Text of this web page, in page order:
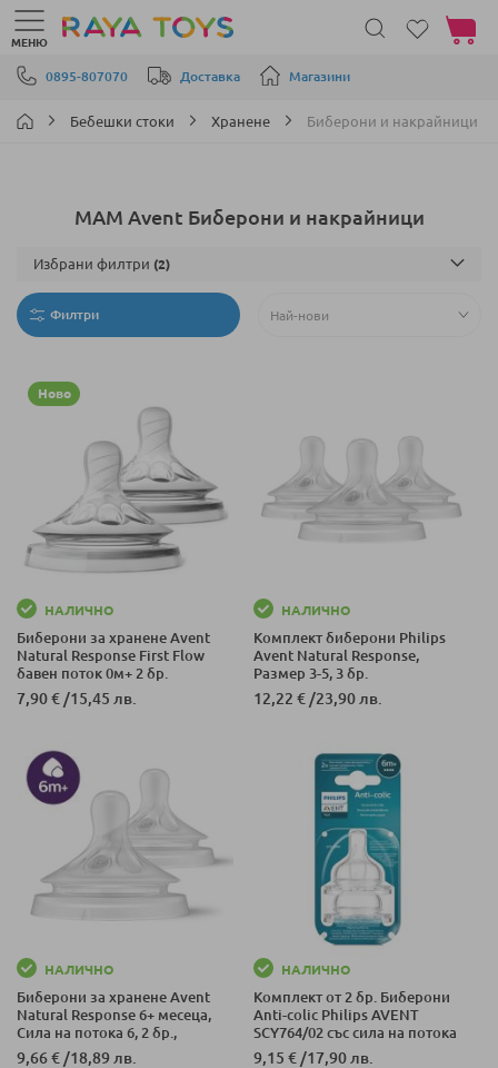
Прескачане към съдържанието
0895-807070 Доставка Магазини
МЕНЮ
Моята
Бебешки стоки Хранене Биберони и накрайници
MAM Avent Биберони и накрайници
Филтри
Ново
НАЛИЧНО
Биберони за хранене Avent
Natural Response First Flow
бавен поток 0м+ 2 бр.
7,90 € /15,45 лв.
НАЛИЧНО
Комплект биберони Philips
Avent Natural Response,
Размер 3-5, 3 бр.
12,22 € /23,90 лв.
НАЛИЧНО
Биберони за хранене Avent
Natural Response 6+ месеца,
Сила на потока 6, 2 бр.,
SCY966/02
9,66 € /18,89 лв.
НАЛИЧНО
Комплект от 2 бр. Биберони
Anti-colic Philips AVENT
SCY764/02 със сила на потока
4, 6м+
9,15 € /17,90 лв.
Избрани филтри